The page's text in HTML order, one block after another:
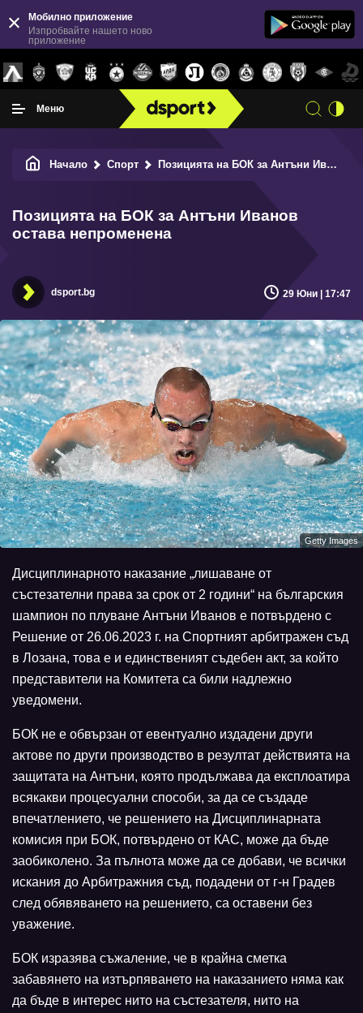
Мобилно приложение
Изпробвайте нашето ново
приложение
Меню
Начало Спорт Позицията на БОК за Антъни Иванов остава непроменена
Позицията на БОК за Антъни Иванов
остава непроменена
dsport.bg 29 Юни | 17:47
Getty Images
Дисциплинарното наказание „лишаване от
състезателни права за срок от 2 години“ на българския
шампион по плуване Антъни Иванов е потвърдено с
Решение от 26.06.2023 г. на Спортният арбитражен съд
в Лозана, това е и единственият съдебен акт, за който
представители на Комитета са били надлежно
уведомени.
БОК не е обвързан от евентуално издадени други
актове по други производство в резултат действията на
защитата на Антъни, която продължава да експлоатира
всякакви процесуални способи, за да се създаде
впечатлението, че решението на Дисциплинарната
комисия при БОК, потвърдено от КАС, може да бъде
заобиколено. За пълнота може да се добави, че всички
искания до Арбитражния съд, подадени от г-н Градев
след обявяването на решението, са оставени без
уважение.
БОК изразява съжаление, че в крайна сметка
забавянето на изтърпяването на наказанието няма как
да бъде в интерес нито на състезателя, нито на